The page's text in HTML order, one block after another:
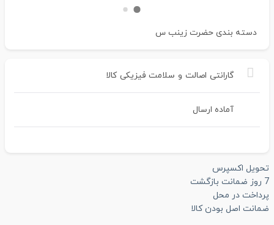
دسته بندی حضرت زینب س
گارانتی اصالت و سلامت فیزیکی کالا
آماده ارسال
تحویل اکسپرس
7 روز ضمانت بازگشت
پرداخت در محل
ضمانت اصل بودن کالا